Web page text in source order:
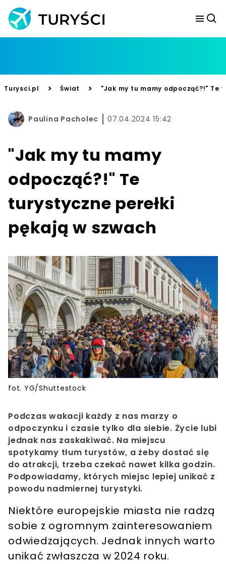
Turysci.pl > Świat > "Jak my tu mamy odpocząć?!" Te
Paulina Pacholec 07.04.2024 15:42
"Jak my tu mamy
odpocząć?!" Te
turystyczne perełki
pękają w szwach
fot. YG/Shuttestock
Podczas wakacji każdy z nas marzy o
odpoczynku i czasie tylko dla siebie. Życie lubi
jednak nas zaskakiwać. Na miejscu
spotykamy tłum turystów, a żeby dostać się
do atrakcji, trzeba czekać nawet kilka godzin.
Podpowiadamy, których miejsc lepiej unikać z
powodu nadmiernej turystyki.
Niektóre europejskie miasta nie radzą
sobie z ogromnym zainteresowaniem
odwiedzających. Jednak innych warto
unikać zwłaszcza w 2024 roku.